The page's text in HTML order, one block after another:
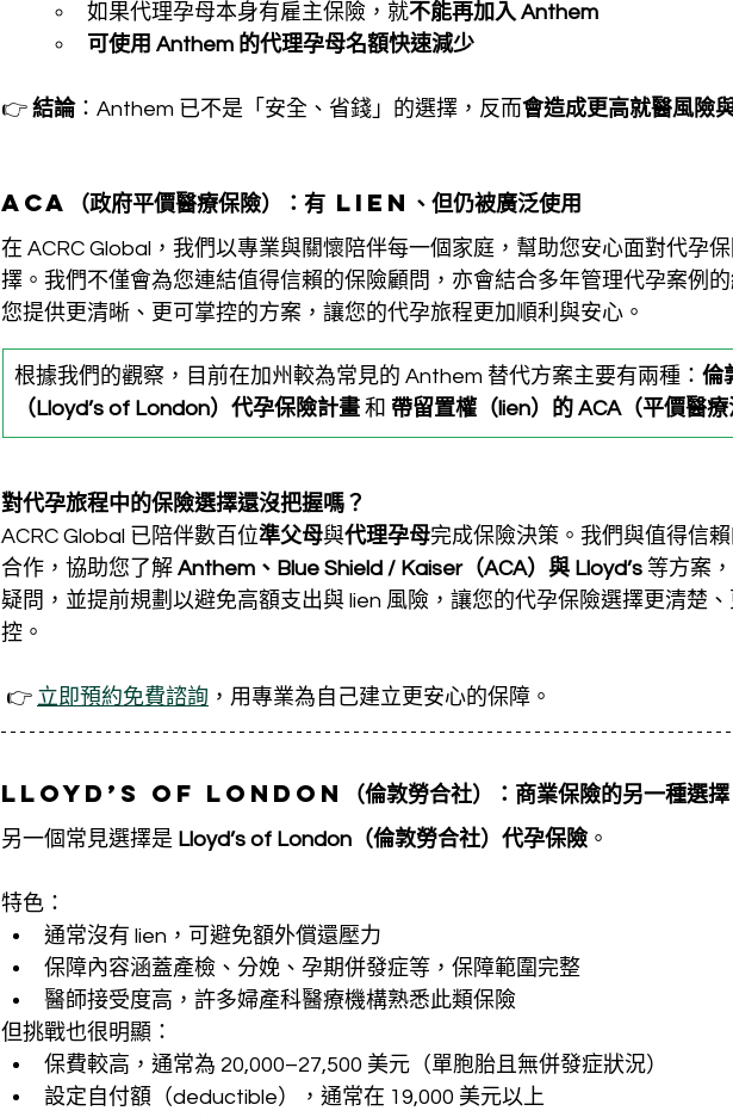
如果代理孕母本身有雇主保險，就不能再加入 Anthem
可使用 Anthem 的代理孕母名額快速減少
👉 結論：Anthem 已不是「安全、省錢」的選擇，反而會造成更高就醫風險
ACA （政府平價醫療保險）：有 lien 、但仍被廣泛使用
在 ACRC Global，我們以專業與關懷陪伴每一個家庭，幫助您安心面對代孕
擇。我們不僅會為您連結值得信賴的保險顧問，亦會結合多年管理代孕案例
您提供更清晰、更可掌控的方案，讓您的代孕旅程更加順利與安心。
根據我們的觀察，目前在加州較為常見的 Anthem 替代方案主要有兩種： 倫
（Lloyd’s of London）代孕保險計畫 和 帶留置權（lien）的 ACA（平價醫
對代孕旅程中的保險選擇還沒把握嗎？
ACRC Global 已陪伴數百位準父母與代理孕母完成保險決策。我們與值得信
合作，協助您了解 Anthem、Blue Shield / Kaiser（ACA）與 Lloyd’s 等方案
疑問，並提前規劃以避免高額支出與 lien 風險，讓您的代孕保險選擇更清楚、
控。
👉 立即預約免費諮詢 ，用專業為自己建立更安心的保障。
Lloyd’s of London （倫敦勞合社）：商業保險的另一種選擇
另一個常見選擇是 Lloyd’s of London（倫敦勞合社）代孕保險 。
特色：
通常沒有 lien，可避免額外償還壓力
保障內容涵蓋產檢、分娩、孕期併發症等，保障範圍完整
醫師接受度高，許多婦產科醫療機構熟悉此類保險
但挑戰也很明顯：
保費較高，通常為 20,000–27,500 美元（單胞胎且無併發症狀況）
設定自付額（deductible），通常在 19,000 美元以上